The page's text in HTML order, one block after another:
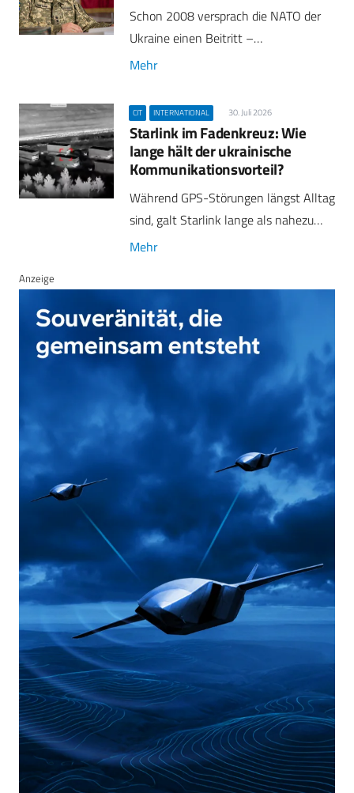
Schon 2008 versprach die NATO der
Ukraine einen Beitritt –…
Mehr
CIT INTERNATIONAL 30. Juli 2026
Starlink im Fadenkreuz: Wie
lange hält der ukrainische
Kommunikationsvorteil?
Während GPS-Störungen längst Alltag
sind, galt Starlink lange als nahezu…
Mehr
Anzeige